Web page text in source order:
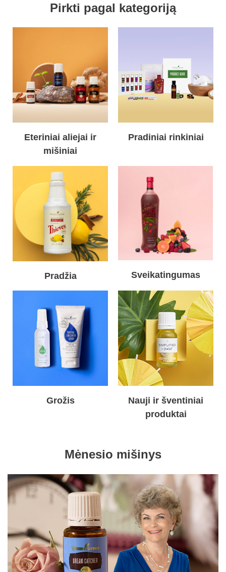
Pirkti pagal kategoriją
Eteriniai aliejai ir
mišiniai
Pradiniai rinkiniai
Pradžia Sveikatingumas
Grožis
Nauji ir šventiniai
produktai
Mėnesio mišinys